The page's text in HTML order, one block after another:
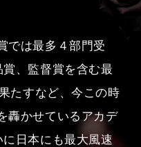
では最多４部門受
賞、監督賞を含む最
たすなど、今この時
轟かせているアカデ
日本にも最大風速